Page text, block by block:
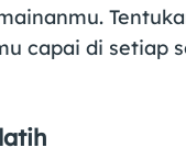
capai di setiap